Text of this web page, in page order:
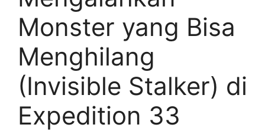
Monster yang Bisa
Menghilang
(Invisible Stalker) di
Expedition 33